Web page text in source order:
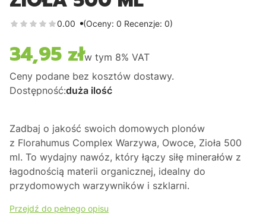
0.00 (Oceny: 0 Recenzje: 0)
Cena
34,95 złw tym 8% VAT
Ceny podane bez kosztów dostawy.
Dostępność:duża ilość
Zadbaj o jakość swoich domowych plonów
z Florahumus Complex Warzywa, Owoce, Zioła 500
ml. To wydajny nawóz, który łączy siłę minerałów z
łagodnością materii organicznej, idealny do
przydomowych warzywników i szklarni.
Przejdź do pełnego opisu